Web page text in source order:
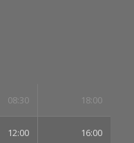
08:30 18:00
12:00 16:00